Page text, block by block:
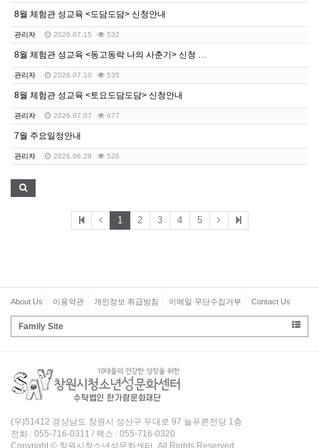
8월 체험관 성교육 <도담도담> 신청안내
관리자 2026.07.15 532
8월 체험관 성교육 <동고동락 나의 사춘기> 신청 안내
관리자 2026.07.10 535
8월 체험관 성교육 <토요도담도담> 신청안내
관리자 2026.07.07 677
7월 주요일정안내
관리자 2026.06.29 526
1 2 3 4 5
About Us 이용약관 개인정보 취급방침 이메일 무단수집거부 Contact Us
Family Site
(우)51412 경상남도 창원시 성산구 두대로 97 늘푸른전당 1층
전화 : 055-716-0311 / 팩스 : 055-716-0320